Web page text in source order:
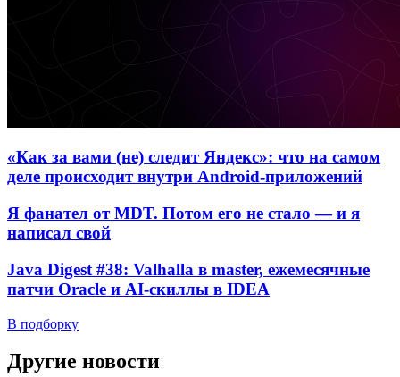
«Как за вами (не) следит Яндекс»: что на самом
деле происходит внутри Android-приложений
Я фанател от MDT. Потом его не стало — и я
написал свой
Java Digest #38: Valhalla в master, ежемесячные
патчи Oracle и AI-скиллы в IDEA
В подборку
Другие новости